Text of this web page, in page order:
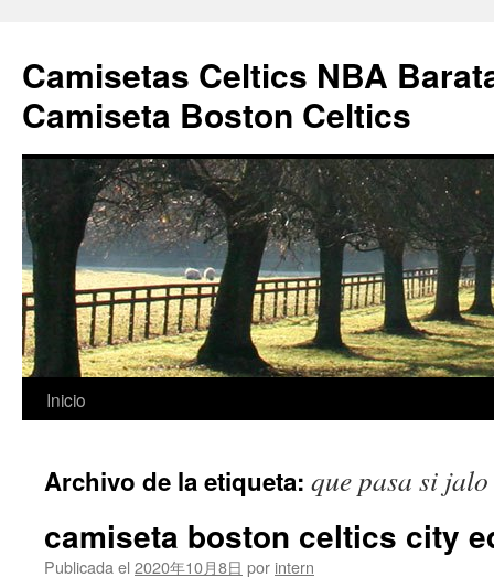
Camisetas Celtics NBA
Camiseta Boston Celtics
Saltar
contenido
Inicio
Archivo de la etiqueta: que pasa si
camiseta boston celtics city
Publicada el 2020年10月8日 por intern